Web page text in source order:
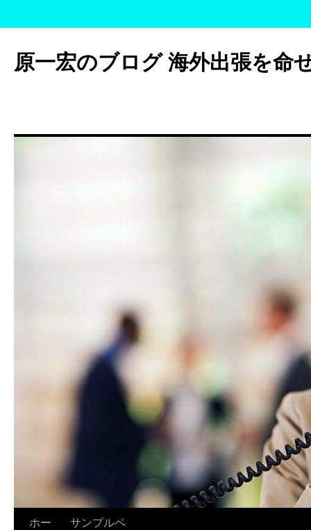
テ
ン
ッ
原一宏のブログ 海外出張を命
ホー
サンプルペ